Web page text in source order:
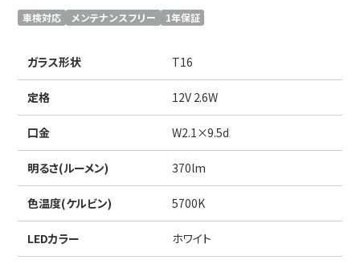
日本語 English
お問い合わせ
全て
例：VFHY1104P、LLF0111A、ULR4B、SL035
車検対応 メンテナンスフリー 1年保証
ガラス形状 T16
定格 12V 2.6W
口金 W2.1×9.5d
明るさ(ルーメン) 370lm
色温度(ケルビン) 5700K
LEDカラー ホワイト